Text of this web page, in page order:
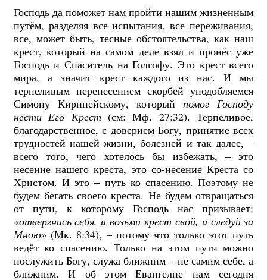
Господь да поможет нам пройти нашим жизненным
путём, разделяя все испытания, все переживания,
все, может быть, тесные обстоятельства, как наш
крест, который на самом деле взял и пронёс уже
Господь и Спаситель на Голгофу. Это крест всего
мира, а значит крест каждого из нас. И мы
терпеливым перенесением скорбей уподобляемся
Симону Киринейскому, который помог Господу
нести Его Крест (см: Мф. 27:32). Терпеливое,
благодарственное, с доверием Богу, принятие всех
трудностей нашей жизни, болезней и так далее, –
всего того, чего хотелось бы избежать, – это
несение нашего креста, это со-несение Креста со
Христом. И это – путь ко спасению. Поэтому не
будем бегать своего креста. Не будем отвращаться
от пути, к которому Господь нас призывает:
«отвергнись себя, и возьми крест свой, и следуй за
Мною»(Мк. 8:34), – потому что только этот путь
ведёт ко спасению. Только на этом пути можно
послужить Богу, служа ближним – не самим себе, а
ближним. И об этом Евангелие нам сегодня